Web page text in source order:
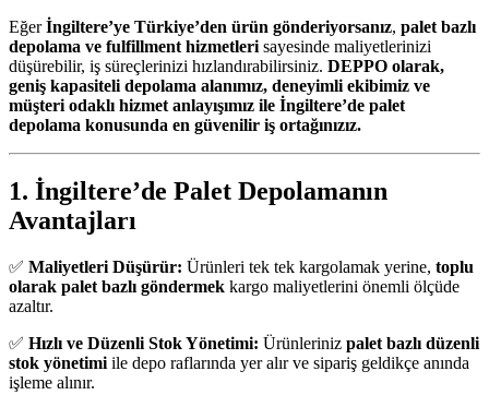
Eğerİngiltere’ye Türkiye’den ürün gönderiyorsanız, palet bazlı
depolama ve fulfillment hizmetleri sayesinde maliyetlerinizi
düşürebilir, iş süreçlerinizi hızlandırabilirsiniz. DEPPO olarak,
geniş kapasiteli depolama alanımız, deneyimli ekibimiz ve
müşteri odaklı hizmet anlayışımız ile İngiltere’de palet
depolama konusunda en güvenilir iş ortağınızız.
1. İngiltere’de Palet Depolamanın
Avantajları
✅ Maliyetleri Düşürür: Ürünleri tek tek kargolamak yerine, toplu
olarak palet bazlı göndermek kargo maliyetlerini önemli ölçüde
azaltır.
✅ Hızlı ve Düzenli Stok Yönetimi: Ürünleriniz palet bazlı düzenli
stok yönetimi ile depo raflarında yer alır ve sipariş geldikçe anında
işleme alınır.